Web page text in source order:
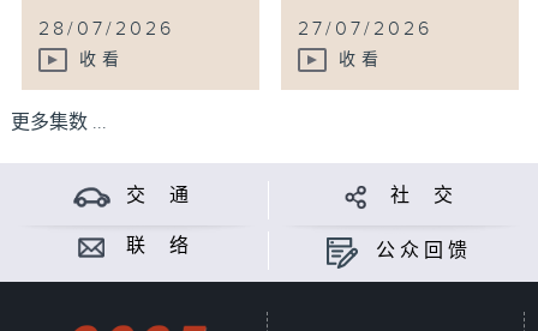
28/07/2026
收看
27/07/2026
收看
更多集数 ...
交 通 社 交
联 络 公众回馈